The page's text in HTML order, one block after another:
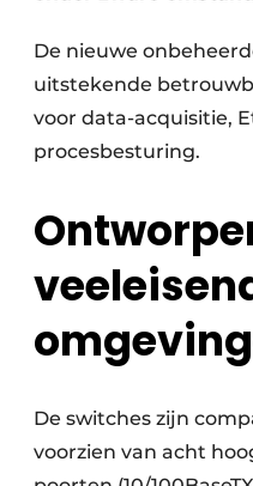
De nieuwe
uitstekende
voor data-acquisitie,
procesbesturing.
De switches zijn
voorzien van acht